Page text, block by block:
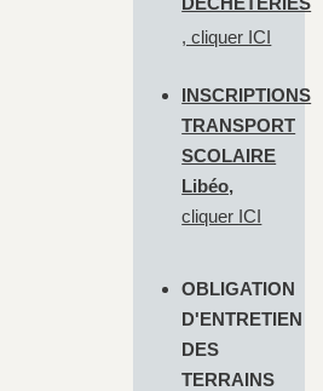
, cliquer ICI
INSCRIPTIONS
TRANSPORT
SCOLAIRE
Libéo,
cliquer ICI
OBLIGATION
D'ENTRETIEN
DES
TERRAINS